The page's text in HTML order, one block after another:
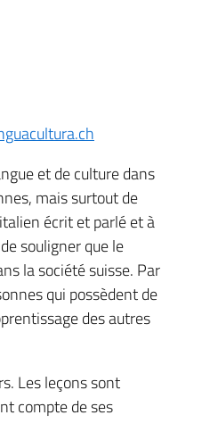
et de culture dans
mais surtout de
écrit et parlé et à
souligner que le
la société suisse. Par
qui possèdent de
des autres
Les leçons sont
compte de ses